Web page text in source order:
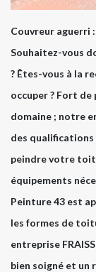
Couvreur aguerri
Souhaitez-vous
? Êtes-vous à la
occuper ? Fort de
domaine ; notre
des qualifications
peindre votre
équipements
Peinture 43 est
les formes de
entreprise
bien soigné et